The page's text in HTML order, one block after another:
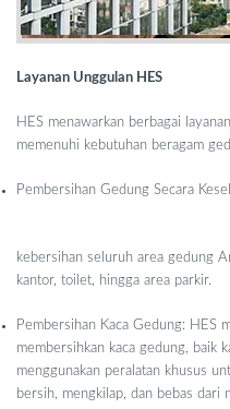
Layanan Unggulan HES
HES menawarkan berbagai
memenuhi kebutuhan beragam
Pembersihan Gedung Secara
kebersihan seluruh area gedung
kantor, toilet, hingga area parkir.
Pembersihan Kaca Gedung: HES
membersihkan kaca gedung, baik
menggunakan peralatan khusus
bersih, mengkilap, dan bebas dari